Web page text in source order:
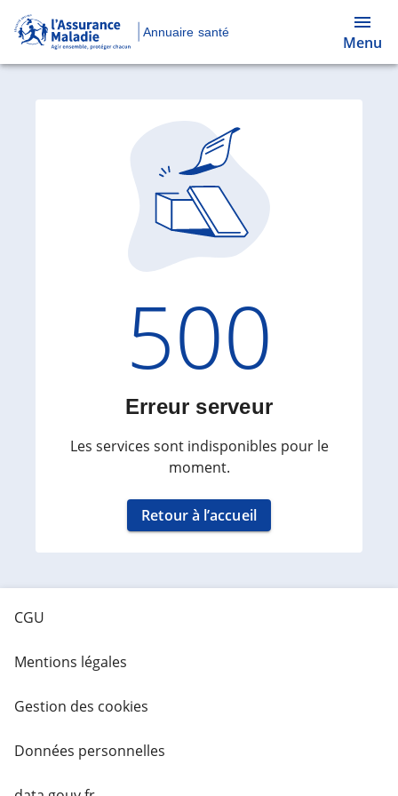
Annuaire santé
Menu
Code
500
Erreur serveur
Les services sont indisponibles pour le
moment.
Retour à l’accueil
CGU
Mentions légales
Gestion des cookies
Données personnelles